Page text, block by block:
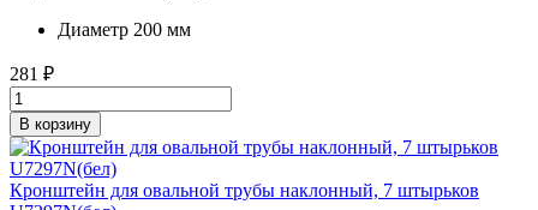
Диаметр 200 мм
281 ₽
В корзину
Кронштейн для овальной трубы наклонный, 7 штырьков